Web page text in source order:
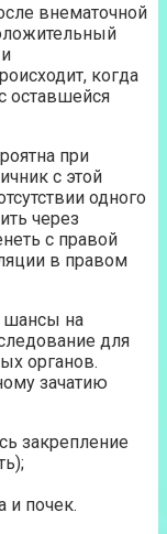
внематочной
когда
оставшейся
при
с этой
одного
через
с правой
в правом
шансы на
для
органов.
зачатию
закрепление
и почек.